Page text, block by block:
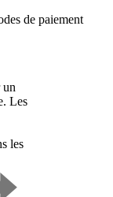
de paiement
un
Les
les